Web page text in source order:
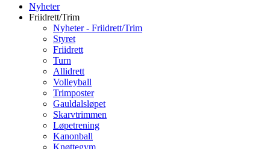
Nyheter
Friidrett/Trim
Nyheter - Friidrett/Trim
Styret
Friidrett
Turn
Allidrett
Volleyball
Trimposter
Gauldalsløpet
Skarvtrimmen
Løpetrening
Kanonball
Knøttegym